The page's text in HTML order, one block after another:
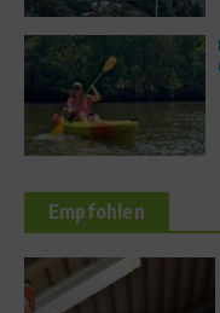
Empfohlen